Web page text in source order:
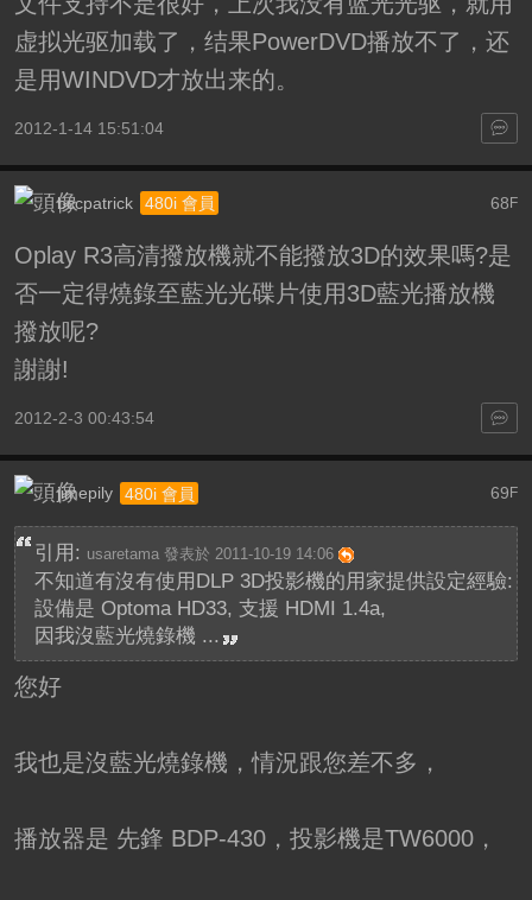
虚拟光驱加载了，结果PowerDVD播放不了，还
是用WINDVD才放出来的。
2012-1-14 15:51:04
68 F
bccpatrick 480i 會員
Oplay R3高清撥放機就不能撥放3D的效果嗎?是
否一定得燒錄至藍光光碟片使用3D藍光播放機
撥放呢?
謝謝!
2012-2-3 00:43:54
69 F
jimepily 480i 會員
引用: usaretama 發表於 2011-10-19 14:06
不知道有沒有使用DLP 3D投影機的用家提供設定經驗:
設備是 Optoma HD33, 支援 HDMI 1.4a,
因我沒藍光燒錄機 ...
您好
我也是沒藍光燒錄機，情況跟您差不多，
播放器是 先鋒 BDP-430，投影機是TW6000，